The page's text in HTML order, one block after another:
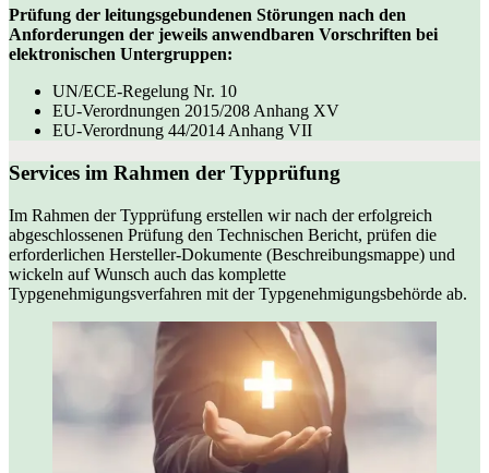
Prüfung der leitungsgebundenen Störungen nach den
Anforderungen der jeweils anwendbaren Vorschriften bei
elektronischen Untergruppen:
UN/ECE-Regelung Nr. 10
EU-Verordnungen 2015/208 Anhang XV
EU-Verordnung 44/2014 Anhang VII
Services im Rahmen der Typprüfung
Im Rahmen der Typprüfung erstellen wir nach der erfolgreich
abgeschlossenen Prüfung den Technischen Bericht, prüfen die
erforderlichen Hersteller-Dokumente (Beschreibungsmappe) und
wickeln auf Wunsch auch das komplette
Typgenehmigungsverfahren mit der Typgenehmigungsbehörde ab.